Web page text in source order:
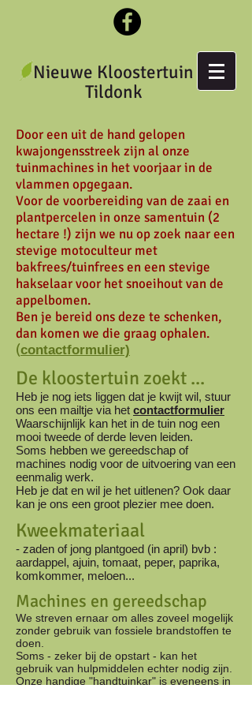
Nieuwe Kloostertuin
Tildonk
Door een uit de hand gelopen
kwajongensstreek zijn al onze
tuinmachines in het voorjaar in de
vlammen opgegaan.
Voor de voorbereiding van de zaai en
plantpercelen in onze samentuin (2
hectare !) zijn we nu op zoek naar een
stevige motoculteur met
bakfrees/tuinfrees en een stevige
hakselaar voor het snoeihout van de
appelbomen.
Ben je bereid ons deze te schenken,
dan komen we die graag ophalen.
(contactformulier)
De kloostertuin zoekt ...
Heb je nog iets liggen dat je kwijt wil, stuur
ons een mailtje via het contactformulier
Waarschijnlijk kan het in de tuin nog een
mooi tweede of derde leven leiden.
Soms hebben we gereedschap of
machines nodig voor de uitvoering van een
eenmalig werk.
Heb je dat en wil je het uitlenen? Ook daar
kan je ons een groot plezier mee doen.
Kweekmateriaal
- zaden of jong plantgoed (in april) bvb :
aardappel, ajuin, tomaat, peper, paprika,
komkommer, meloen...
Machines en gereedschap
We streven ernaar om alles zoveel mogelijk
zonder gebruik van fossiele brandstoffen te
doen.
Soms - zeker bij de opstart - kan het
gebruik van hulpmiddelen echter nodig zijn.
Onze handige "handtuinkar" is eveneens in